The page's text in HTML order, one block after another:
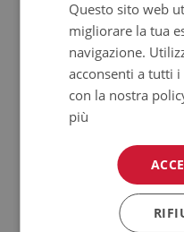
Prodotto facile da pulire,
Si ricorda che i danni
Come prendersi cura
Pulire con un panno
Questo sito web
migliorare la tua
navigazione.
acconsenti a tutti
con la nostra
più